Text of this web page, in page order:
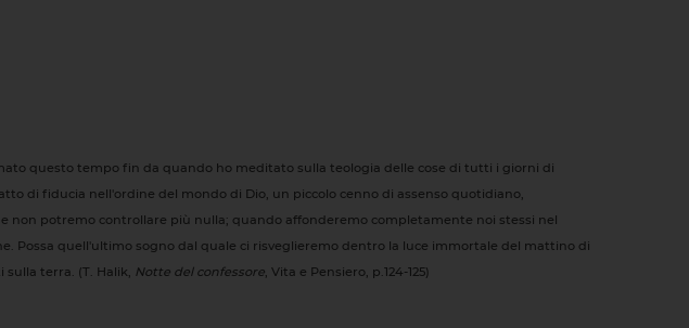
questo tempo fin da quando ho meditato sulla teologia delle cose di tutti i giorni di
di fiducia nell'ordine del mondo di Dio, un piccolo cenno di assenso quotidiano,
non potremo controllare più nulla; quando affonderemo completamente noi stessi nel
Possa quell'ultimo sogno dal quale ci risveglieremo dentro la luce immortale del mattino di
terra. (T. Halik, Notte del confessore, Vita e Pensiero, p.124-125)